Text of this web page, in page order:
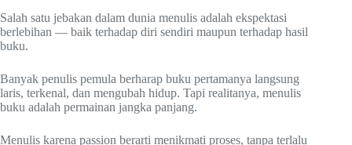
Salah satu jebakan dalam dunia menulis adalah ekspektasi
berlebihan — baik terhadap diri sendiri maupun terhadap hasil
buku.
Banyak penulis pemula berharap buku pertamanya langsung
laris, terkenal, dan mengubah hidup. Tapi realitanya, menulis
buku adalah permainan jangka panjang.
Menulis karena passion berarti menikmati proses, tanpa terlalu